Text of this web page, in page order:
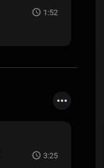
1:52
3:25